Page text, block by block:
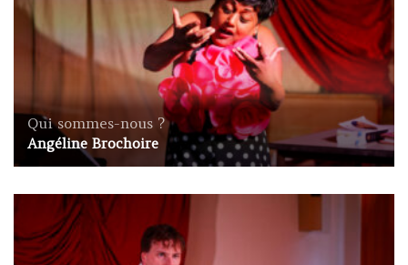
Qui sommes-nous ?
Angéline Brochoire